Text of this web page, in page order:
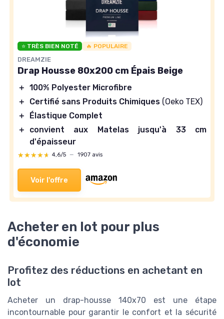
⭐ TRÈS BIEN NOTÉ 🔥 POPULAIRE
DREAMZIE
Drap Housse 80x200 cm Épais Beige
＋ 100% Polyester Microfibre
＋
Certifié sans Produits Chimiques (Oeko TEX)
＋
Élastique Complet
＋
convient aux Matelas jusqu'à 33 cm
d'épaisseur
★★★★★
★★★★★ 4,6/5 — 1907 avis
Voir l'offre
Acheter en lot pour plus
d'économie
Profitez des réductions en achetant en
lot
Acheter un drap-housse 140x70 est une étape
incontournable pour garantir le confort et la sécurité